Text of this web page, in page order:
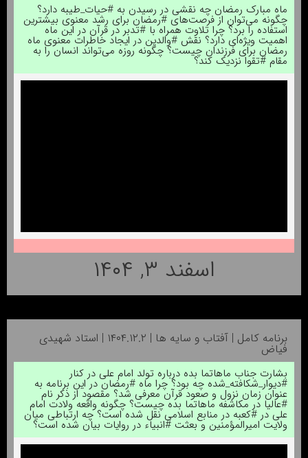
ماه مبارک رمضان چه نقشی در رسیدن به #حیات_طیبه دارد؟
چگونه می‌توان از فرصت‌های #رمضان برای رشد معنوی بیشترین
استفاده را برد؟ چرا تلاوت همراه با #تدبر در قرآن در این ماه
اهمیت ویژه‌ای دارد؟ نقش #والدین در ایجاد خاطرات معنوی ماه
رمضان برای فرزندان چیست؟ چگونه روزه می‌تواند انسان را به
مقام #تقوا نزدیک کند؟
اسفند ۳, ۱۴۰۴
برنامه کامل | آفتاب و سایه ها | ۱۴۰۴.۱۲.۲ | استاد شهیدی
فیاض
بشارت جناب ماهاتما بده درباره تولد امام علی در کنار
#دیوار_شکافته_شده چه بود؟ چرا ماه #رمضان در این برنامه به
عنوان زمان نزول و صعود قرآن معرفی شد؟ مقصود از ذکر نام
#عالیا در مکاشفه ماهاتما بده چیست؟ چگونه واقعه ولادت امام
علی در #کعبه در منابع اسلامی نقل شده است؟ چه ارتباطی میان
ولایت امیرالمؤمنین و بعثت #انبیاء در روایات بیان شده است؟